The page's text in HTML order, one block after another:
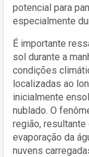
potencial para
especialmente
É importante
sol durante a
condições
localizadas ao
inicialmente
nublado. O
região,
evaporação da
nuvens